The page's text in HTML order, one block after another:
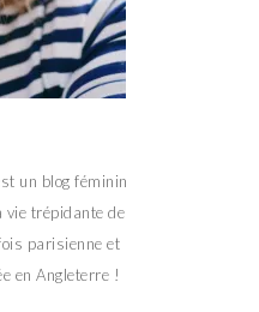
un blog féminin
trépidante de
parisienne et
en Angleterre !